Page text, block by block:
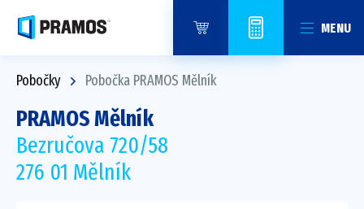
MENU
Pobočky Pobočka PRAMOS Mělník
PRAMOS Mělník
Bezručova 720/58
276 01 Mělník